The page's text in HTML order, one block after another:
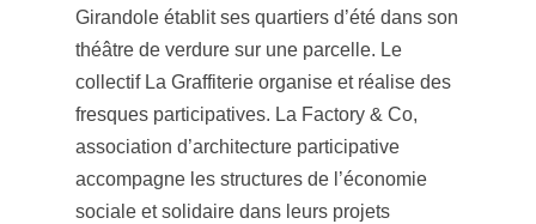
Girandole établit ses quartiers d’été dans son
théâtre de verdure sur une parcelle. Le
collectif La Graffiterie organise et réalise des
fresques participatives. La Factory & Co,
association d’architecture participative
accompagne les structures de l’économie
sociale et solidaire dans leurs projets